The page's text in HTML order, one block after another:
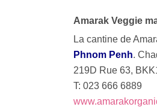
Amarak Veggie
La cantine de
Phnom Penh.
219D Rue 63,
T: 023 666 6889